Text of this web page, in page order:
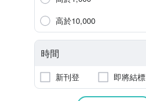
高於10,000
時間
新刊登 即將結標